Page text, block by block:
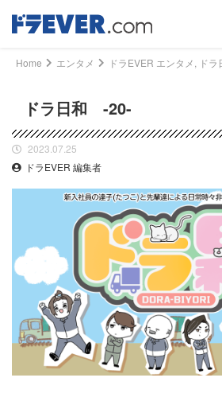
Home エンタメ
ドラ日和 -20-
2023.07.25
ドラEVER 編集者